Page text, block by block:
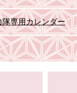
専用カレンダー